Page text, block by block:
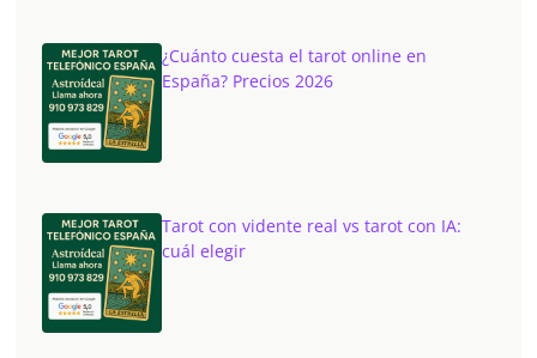
¿Cuánto cuesta el tarot online en
España? Precios 2026
Tarot con vidente real vs tarot con IA:
cuál elegir